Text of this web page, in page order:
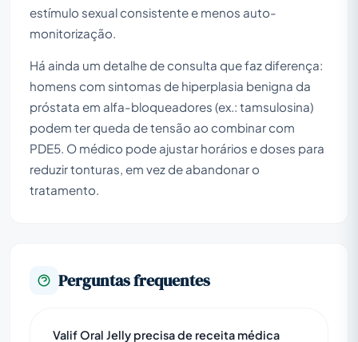
estímulo sexual consistente e menos auto-
monitorização.
Há ainda um detalhe de consulta que faz diferença:
homens com sintomas de hiperplasia benigna da
próstata em alfa-bloqueadores (ex.: tamsulosina)
podem ter queda de tensão ao combinar com
PDE5. O médico pode ajustar horários e doses para
reduzir tonturas, em vez de abandonar o
tratamento.
Perguntas frequentes
Valif Oral Jelly precisa de receita médica